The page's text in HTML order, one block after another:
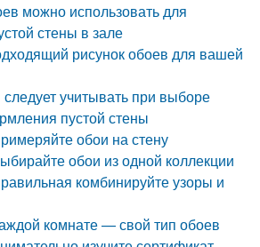
можно использовать для
стены в зале
рисунок обоев для вашей
учитывать при выборе
пустой стены
обои на стену
обои из одной коллекции
комбинируйте узоры и
комнате — свой тип обоев